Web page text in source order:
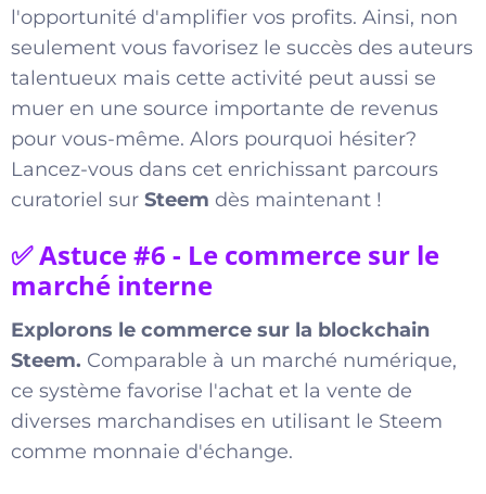
l'opportunité d'amplifier vos profits. Ainsi, non
seulement vous favorisez le succès des auteurs
talentueux mais cette activité peut aussi se
muer en une source importante de revenus
pour vous-même. Alors pourquoi hésiter?
Lancez-vous dans cet enrichissant parcours
curatoriel sur Steem dès maintenant !
✅ Astuce #6 - Le commerce sur le
marché interne
Explorons le commerce sur la blockchain
Steem. Comparable à un marché numérique,
ce système favorise l'achat et la vente de
diverses marchandises en utilisant le Steem
comme monnaie d'échange.